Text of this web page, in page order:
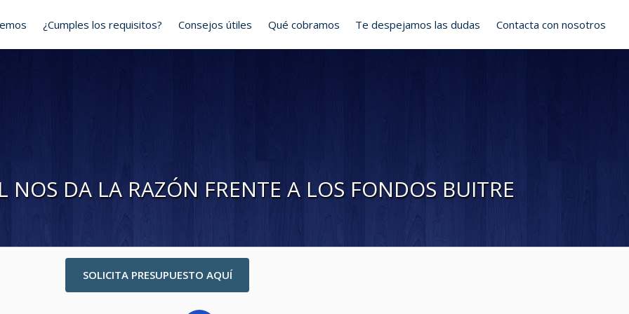
NOS DA LA RAZÓN FRENTE A LOS FONDOS BUITRE
SOLICITA PRESUPUESTO AQUÍ
¿Cumples los requisitos? Consejos útiles Qué cobramos Te despejamos las dudas Contacta con nosotros